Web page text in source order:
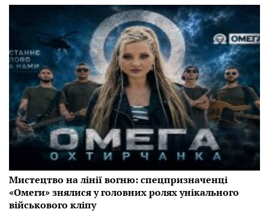
Мистецтво на лінії вогню: спецпризначенці
«Омеги» знялися у головних ролях унікального
військового кліпу